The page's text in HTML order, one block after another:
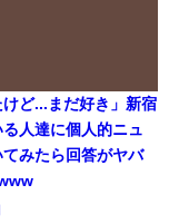
けど...まだ好き」新宿
人達に個人的ニュ
てみたら回答がヤバ